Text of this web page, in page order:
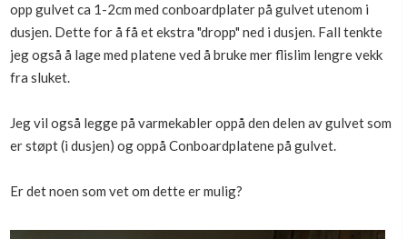
Boligmappa+
Få mer ut av Boligmappa
Nytt
opp gulvet ca 1-2cm med conboardplater på gulvet utenom i
dusjen. Dette for å få et ekstra "dropp" ned i dusjen. Fall tenkte
jeg også å lage med platene ved å bruke mer flislim lengre vekk
fra sluket.
Jeg vil også legge på varmekabler oppå den delen av gulvet som
er støpt (i dusjen) og oppå Conboardplatene på gulvet.
Er det noen som vet om dette er mulig?